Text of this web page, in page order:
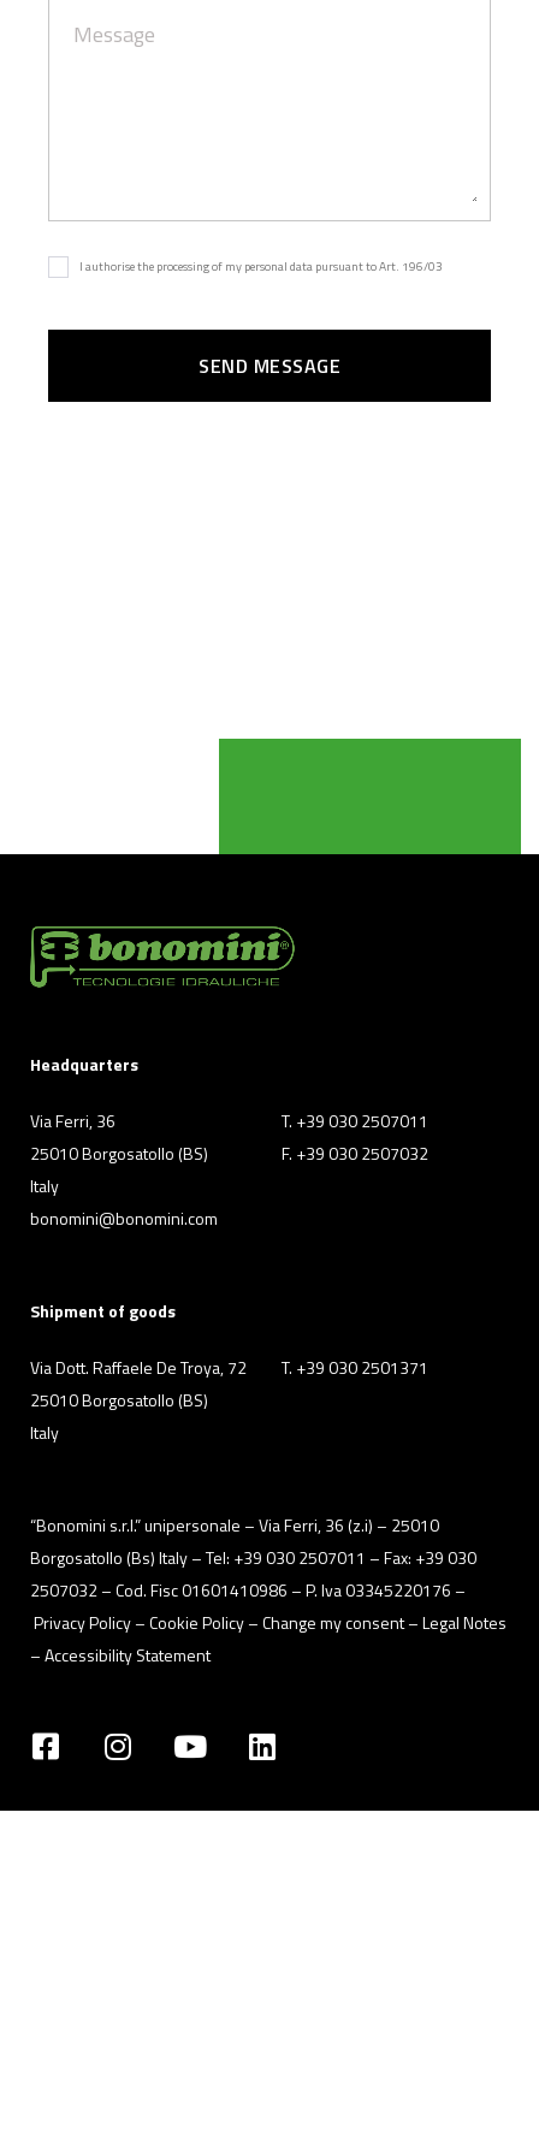
I authorise the processing of my personal data pursuant to Art. 196/03
Headquarters
Via Ferri, 36
25010 Borgosatollo (BS)
Italy
T. +39 030 2507011
F. +39 030 2507032
bonomini@bonomini.com
Shipment of goods
Via Dott. Raffaele De Troya, 72
25010 Borgosatollo (BS)
Italy
T. +39 030 2501371
“Bonomini s.r.l.” unipersonale – Via Ferri, 36 (z.i) – 25010
Borgosatollo (Bs) Italy – Tel: +39 030 2507011 – Fax: +39 030
2507032 – Cod. Fisc 01601410986 – P. Iva 03345220176 –
Privacy Policy– Cookie Policy –Change my consent–Legal Notes
–Accessibility Statement